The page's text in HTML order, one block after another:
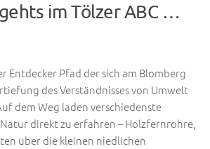
im Tölzer ABC …
Entdecker Pfad der sich am Blomberg
des Verständnisses von Umwelt
dem Weg laden verschiedenste
direkt zu erfahren – Holzfernrohre,
über die kleinen niedlichen